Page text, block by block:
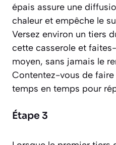
épais assure une
chaleur et empêche le
Versez environ un tiers
cette casserole et
moyen, sans jamais le
Contentez-vous de
temps en temps pour
Étape 3